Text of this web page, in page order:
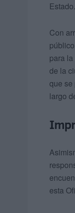
Estado.
Con
para
de la
que se
largo
esta